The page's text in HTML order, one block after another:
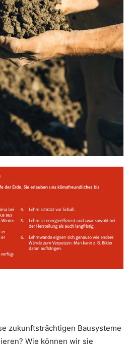
zukunftsträchtigen Bausysteme
Wie können wir sie